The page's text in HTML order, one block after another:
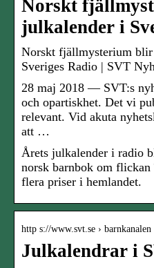
Norskt
julkalender i
Norskt fjällmysterium
Sveriges Radio | SVT
28 maj 2018 — SVT:s
och opartiskhet. Det vi
relevant. Vid akuta
att …
Årets julkalender i radio
norsk barnbok om
flera priser i hemlandet.
http s://www.svt.se ›
Julkalendrar i